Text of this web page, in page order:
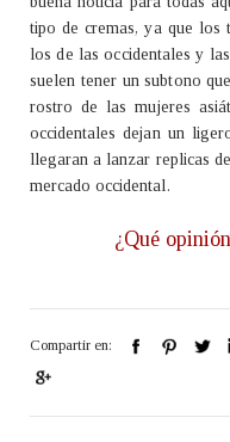
tipo de cremas, ya que los
los de las occidentales y
suelen tener un subtono
rostro de las mujeres
occidentales dejan un
llegaran a lanzar replicas
mercado occidental.
¿Qué
Compartir en: